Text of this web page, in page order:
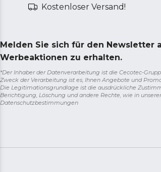
Kostenloser Versand!
Melden Sie sich für den Newsletter
Werbeaktionen zu erhalten.
*Der Inhaber der Datenverarbeitung ist die Cecotec-
Zweck der Verarbeitung ist es, Ihnen Angebote und
Die Legitimationsgrundlage ist die ausdrückliche
Berichtigung, Löschung und andere Rechte, wie in
Datenschutzbestimmungen